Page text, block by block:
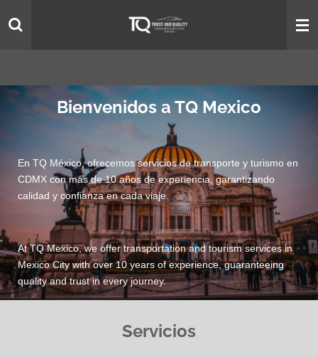
al
Bienvenidos a TQ Mexico
En TQ México, ofrecemos servicios de transporte y turismo en
CDMX con más de 10 años de experiencia, garantizando
calidad y confianza en cada viaje.
At TQ Mexico, we offer transportation and tourism services in
Mexico City with over 10 years of experience, guaranteeing
quality and trust in every journey.
Servicios